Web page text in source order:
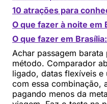
10 atrações para
O que fazer à noite em
O que fazer em
Achar passagem
método. Comparador
ligado, datas flexíveis
com essa combinação,
pagando menos da